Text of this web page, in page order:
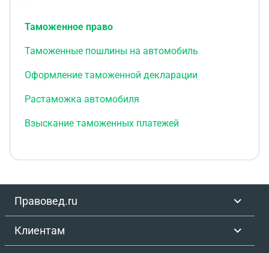
Таможенное право
Таможенные пошлины на автомобиль
Оформление таможенной декларации
Растаможка автомобиля
Взыскание таможенных платежей
Правовед.ru
Клиентам